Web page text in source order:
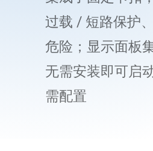
过载 / 短路保护
危险；显示面板
无需安装即可启
需配置